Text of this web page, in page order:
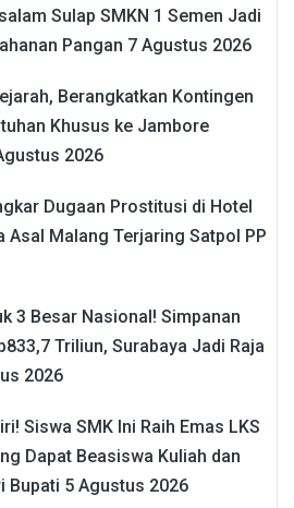
Sulap SMKN 1 Semen Jadi
Pangan 7 Agustus 2026
Berangkatkan Kontingen
Khusus ke Jambore
2026
Dugaan Prostitusi di Hotel
Asal Malang Terjaring Satpol PP
3 Besar Nasional! Simpanan
Triliun, Surabaya Jadi Raja
2026
Siswa SMK Ini Raih Emas LKS
Dapat Beasiswa Kuliah dan
Bupati 5 Agustus 2026